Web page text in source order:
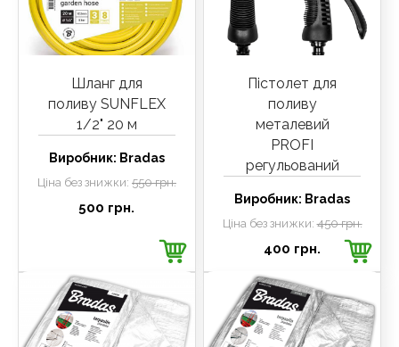
Шланг для
поливу SUNFLEX
1/2" 20 м
Виробник: Bradas
Ціна без знижки: 550 грн.
500 грн.
Пістолет для
поливу
металевий
PROFI
регульований
Виробник: Bradas
Ціна без знижки:450 грн.
400 грн.